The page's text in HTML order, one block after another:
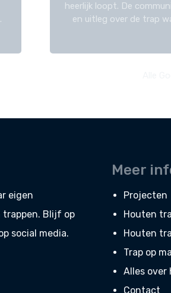
heerlijk loopt. De
en uitleg over de trap
eigen
trappen. Blijf op
social media.
Meer
Projecten
Houten
Houten
Trap op
Alles over
Contact